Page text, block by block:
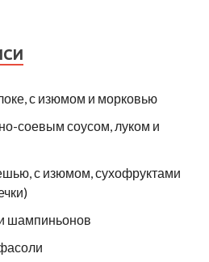
с изюмом и морковью
соевым соусом, луком и
с изюмом, сухофруктами
шампиньонов